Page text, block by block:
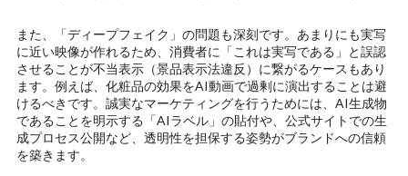
また、「ディープフェイク」の問題も深刻です。あまりにも実写
に近い映像が作れるため、消費者に「これは実写である」と誤認
させることが不当表示（景品表示法違反）に繋がるケースもあり
ます。例えば、化粧品の効果をAI動画で過剰に演出することは避
けるべきです。誠実なマーケティングを行うためには、AI生成物
であることを明示する「AIラベル」の貼付や、公式サイトでの生
成プロセス公開など、透明性を担保する姿勢がブランドへの信頼
を築きます。